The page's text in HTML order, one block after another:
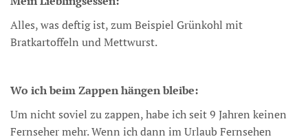
Alles, was deftig ist, zum Beispiel Grünkohl mit
Bratkartoffeln und Mettwurst.
Wo ich beim Zappen hängen bleibe:
Um nicht soviel zu zappen, habe ich seit 9 Jahren keinen
Fernseher mehr. Wenn ich dann im Urlaub Fernsehen